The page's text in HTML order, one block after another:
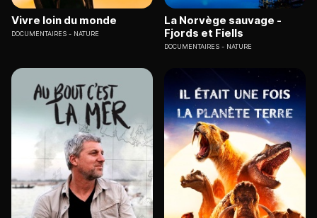
Vivre loin du monde
DOCUMENTAIRES NATURE
La Norvège sauvage -
Fjords et Fiells
DOCUMENTAIRES NATURE